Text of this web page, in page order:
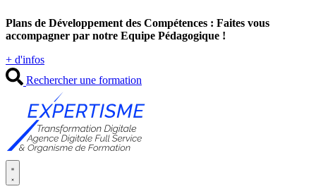
au
contenu
Plans de Développement des Compétences : Faites vous
accompagner par notre Equipe Pédagogique !
+ d'infos
Rechercher une formation